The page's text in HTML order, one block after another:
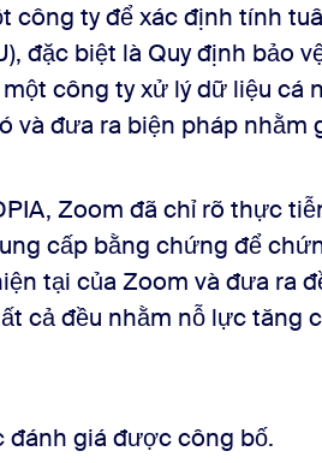
công ty để xác định tính
đặc biệt là Quy định bảo
công ty xử lý dữ liệu cá
và đưa ra biện pháp nhằm
Zoom đã chỉ rõ thực
cấp bằng chứng để
tại của Zoom và đưa ra
cả đều nhằm nỗ lực tăng
đánh giá được công bố.